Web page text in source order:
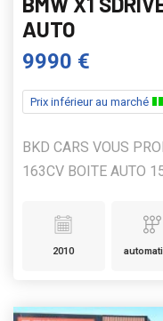
AUTO
9990 €
Prix inférieur au marché
BKD CARS VOUS
163CV BOITE AUTO
2010